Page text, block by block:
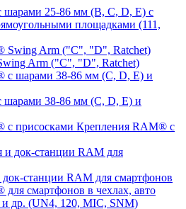
25-86 мм (B, C, D, E) с
площадками (111,
Arm ("C", "D", Ratchet)
38-86 мм (C, D, E) и
Крепления RAM® с
станции RAM для смартфонов